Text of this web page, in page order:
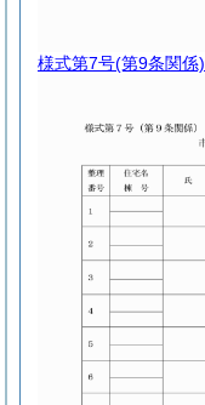
様式第7号(第9条関係)